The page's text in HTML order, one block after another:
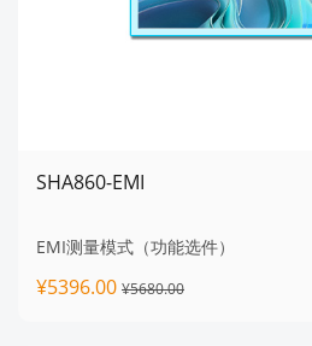
SHA860-EMI
EMI测量模式（功能选件）
¥5396.00 ¥5680.00